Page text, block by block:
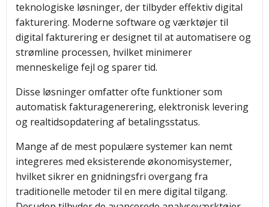
teknologiske løsninger, der tilbyder effektiv digital
fakturering. Moderne software og værktøjer til
digital fakturering er designet til at automatisere og
strømline processen, hvilket minimerer
menneskelige fejl og sparer tid.
Disse løsninger omfatter ofte funktioner som
automatisk fakturagenerering, elektronisk levering
og realtidsopdatering af betalingsstatus.
Mange af de mest populære systemer kan nemt
integreres med eksisterende økonomisystemer,
hvilket sikrer en gnidningsfri overgang fra
traditionelle metoder til en mere digital tilgang.